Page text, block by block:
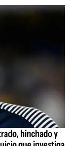
hinchado y